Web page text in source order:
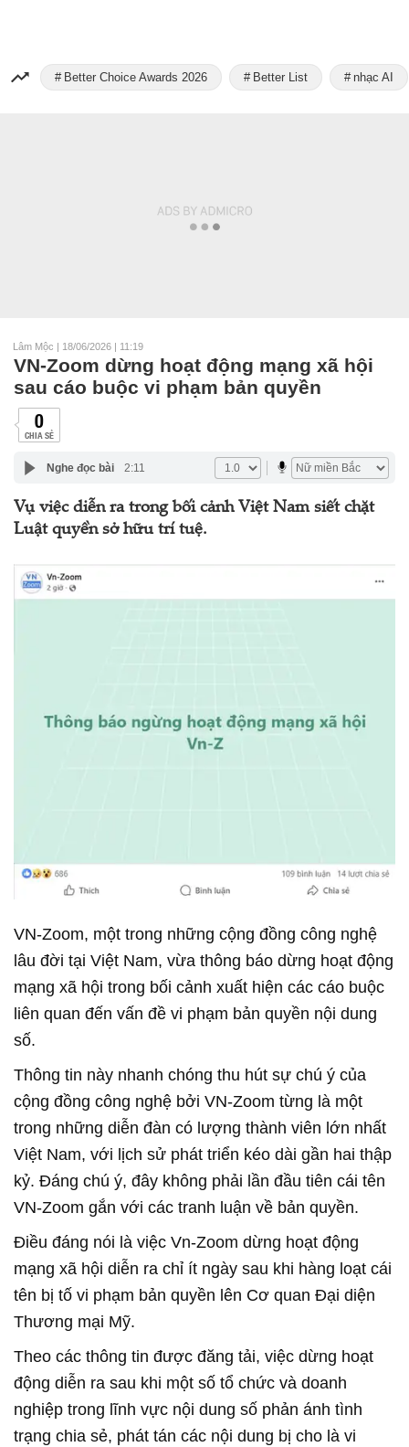
Better Choice Awards 2026 Better List nhạc AI
Lâm Mộc | 18/06/2026 | 11:19
VN-Zoom dừng hoạt động mạng xã hội
sau cáo buộc vi phạm bản quyền
0
CHIA SẺ
Nghe đọc bài 2:11
Vụ việc diễn ra trong bối cảnh Việt Nam siết chặt
Luật quyền sở hữu trí tuệ.
VN-Zoom, một trong những cộng đồng công nghệ
lâu đời tại Việt Nam, vừa thông báo dừng hoạt động
mạng xã hội trong bối cảnh xuất hiện các cáo buộc
liên quan đến vấn đề vi phạm bản quyền nội dung
số.
Thông tin này nhanh chóng thu hút sự chú ý của
cộng đồng công nghệ bởi VN-Zoom từng là một
trong những diễn đàn có lượng thành viên lớn nhất
Việt Nam, với lịch sử phát triển kéo dài gần hai thập
kỷ. Đáng chú ý, đây không phải lần đầu tiên cái tên
VN-Zoom gắn với các tranh luận về bản quyền.
Điều đáng nói là việc Vn-Zoom dừng hoạt động
mạng xã hội diễn ra chỉ ít ngày sau khi hàng loạt cái
tên bị tố vi phạm bản quyền lên Cơ quan Đại diện
Thương mại Mỹ.
Theo các thông tin được đăng tải, việc dừng hoạt
động diễn ra sau khi một số tổ chức và doanh
nghiệp trong lĩnh vực nội dung số phản ánh tình
trạng chia sẻ, phát tán các nội dung bị cho là vi